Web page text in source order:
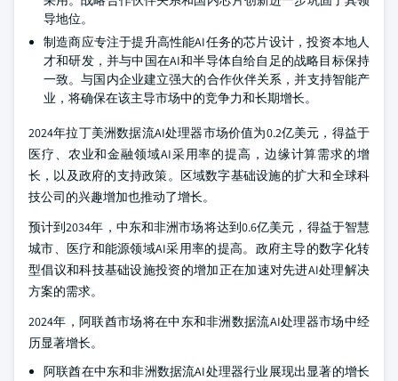
导地位。
制造商应专注于提升高性能AI任务的芯片设计，投资本地人
才和研发，并与中国在AI和半导体自给自足的战略目标保持
一致。与国内企业建立强大的合作伙伴关系，并支持智能产
业，将确保在该主导市场中的竞争力和长期增长。
2024年拉丁美洲数据流AI处理器市场价值为0.2亿美元，得益于
医疗、农业和金融领域AI采用率的提高，边缘计算需求的增
长，以及政府的支持政策。区域数字基础设施的扩大和全球科
技公司的兴趣增加也推动了增长。
预计到2034年，中东和非洲市场将达到0.6亿美元，得益于智慧
城市、医疗和能源领域AI采用率的提高。政府主导的数字化转
型倡议和科技基础设施投资的增加正在加速对先进AI处理解决
方案的需求。
2024年，阿联酋市场将在中东和非洲数据流AI处理器市场中经
历显著增长。
阿联酋在中东和非洲数据流AI处理器行业展现出显著的增长